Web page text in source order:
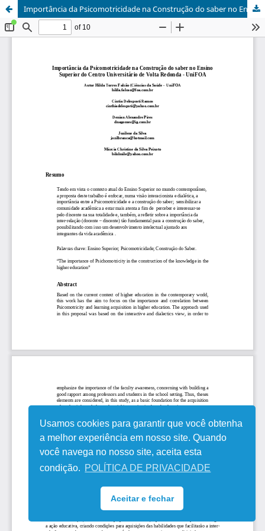
Usamos cookies para garantir que você obtenha
a melhor experiência em nosso site. Quando
você navega no nosso site, aceita esta
condição. POLÍTICA DE PRIVACIDADE
Aceitar e fechar
Importância da Psicomotricidade na Construção do saber no Ensino Superior do Centro Universitário de Volta Redonda - UniFOA